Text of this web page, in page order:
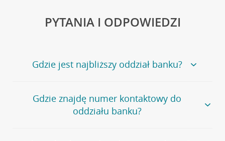
PYTANIA I ODPOWIEDZI
Gdzie jest najbliższy oddział banku?
Jeśli szukasz oddziału naszego banku, zapraszamy na
stronęPlacówki i bankomaty, na której znajduje się
wygodna wyszukiwarka.
Gdzie znajdę numer kontaktowy do
oddziału banku?